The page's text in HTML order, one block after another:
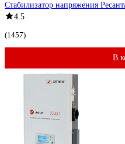
Стабилизатор напряжения
4.5
(1457)
В